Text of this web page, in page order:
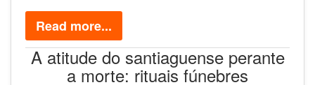
Read more...
A atitude do santiaguense perante
a morte: rituais fúnebres